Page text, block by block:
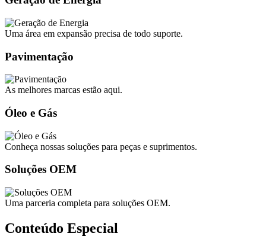
Uma área em expansão precisa de todo suporte.
Pavimentação
As melhores marcas estão aqui.
Óleo e Gás
Conheça nossas soluções para peças e suprimentos.
Soluções OEM
Uma parceria completa para soluções OEM.
Conteúdo Especial